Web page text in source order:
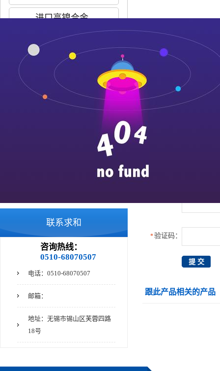
不锈钢加工
采购： 不锈钢圆孔
*联系人：
公司名称：
*采购意向：
*验证码：
跟此产品相关的产品
进口高镍合金
推荐产品
304不锈钢
联系求和
咨询热线：
0510-68070507
电话：0510-68070507
邮箱：
地址：无锡市锡山区芙蓉四路
18号